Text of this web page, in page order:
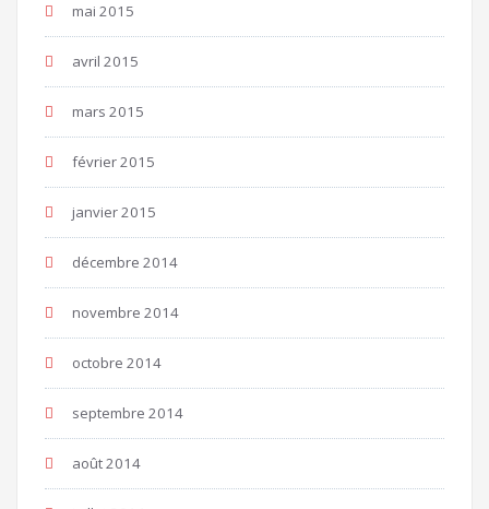
mai 2015
avril 2015
mars 2015
février 2015
janvier 2015
décembre 2014
novembre 2014
octobre 2014
septembre 2014
août 2014